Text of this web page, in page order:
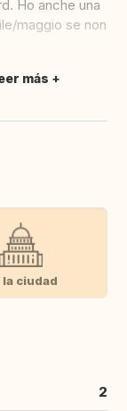
Ho anche una
maggio se non
más
la ciudad
2